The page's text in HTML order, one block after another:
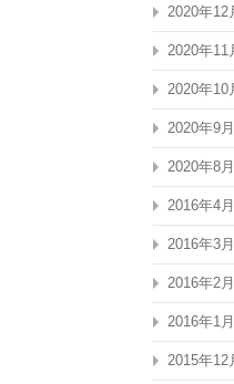
2020年12
2020年11
2020年10
2020年9月
2020年8月
2016年4月
2016年3月
2016年2月
2016年1月
2015年12